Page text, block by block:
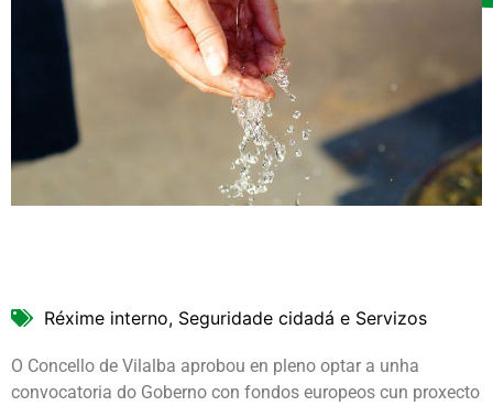
Réxime interno, Seguridade cidadá e Servizos
O Concello de Vilalba aprobou en pleno optar a unha
convocatoria do Goberno con fondos europeos cun proxecto